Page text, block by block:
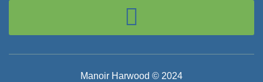
Manoir Harwood © 2024